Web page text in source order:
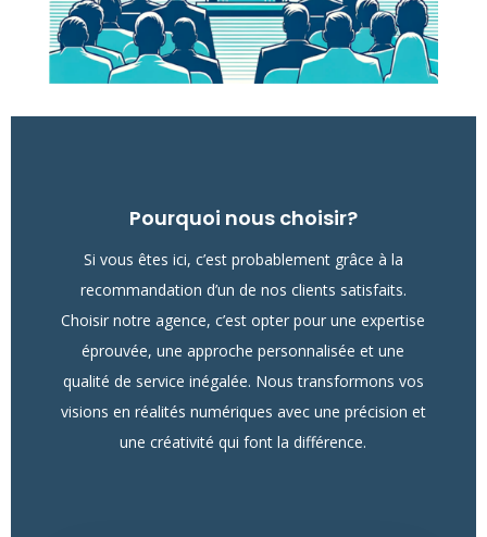
Pourquoi nous choisir?
Si vous êtes ici, c’est probablement grâce à la
recommandation d’un de nos clients satisfaits.
Choisir notre agence, c’est opter pour une expertise
éprouvée, une approche personnalisée et une
qualité de service inégalée. Nous transformons vos
visions en réalités numériques avec une précision et
une créativité qui font la différence.